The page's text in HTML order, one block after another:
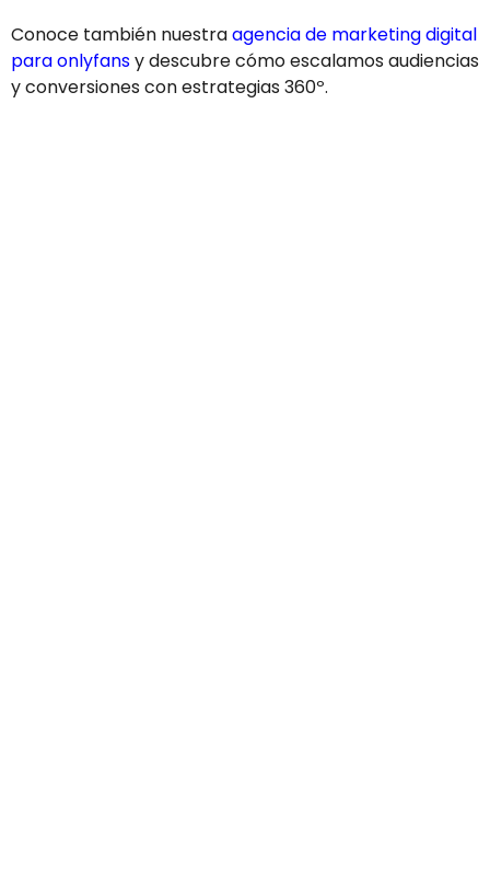
Conoce también nuestraagencia de marketing digital
para onlyfansy descubre cómo escalamos audiencias
y conversiones con estrategias 360º.